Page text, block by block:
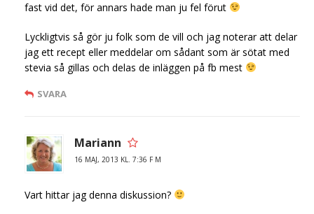
fast vid det, för annars hade man ju fel förut
Lyckligtvis så gör ju folk som de vill och jag noterar att delar
jag ett recept eller meddelar om sådant som är sötat med
stevia så gillas och delas de inläggen på fb mest
SVARA
Mariann
16 MAJ, 2013 KL. 7:36 F M
Vart hittar jag denna diskussion?